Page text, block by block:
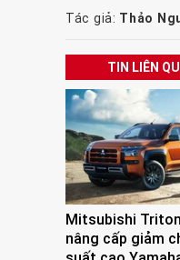
Tác giả: Thảo
TIN LIÊN
Mitsubishi
nâng cấp giảm